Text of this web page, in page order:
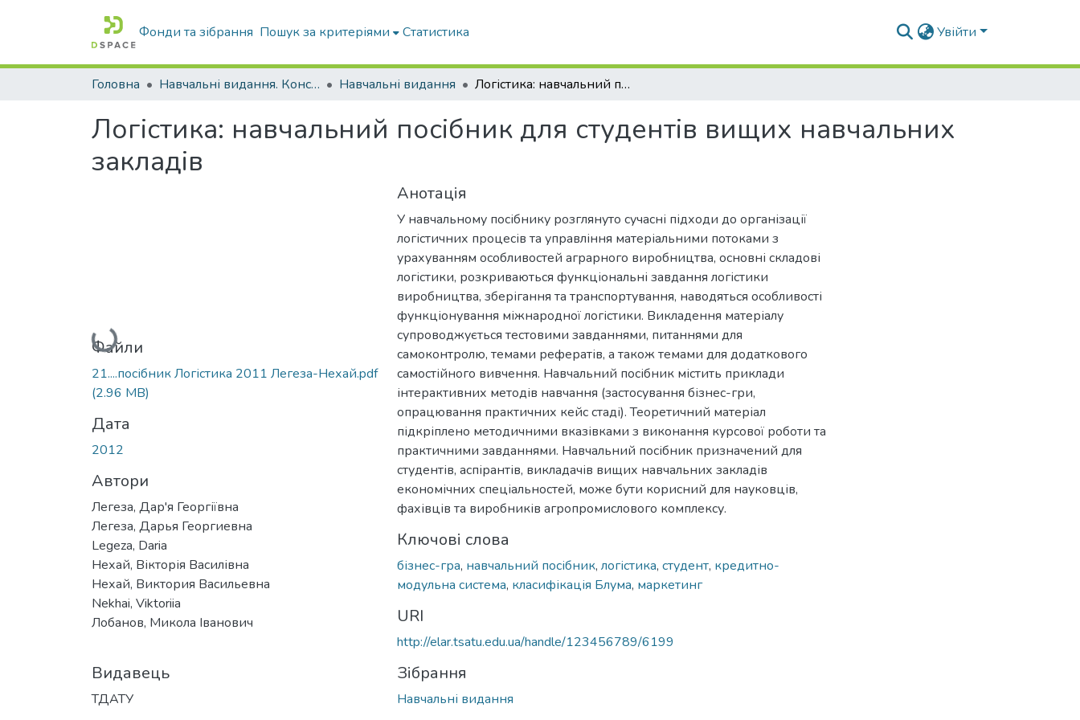
Фонди та зібрання Пошук за критеріями Статистика Увійти
Головна Навчальні видання. Конспекти лекцій Навчальні видання Логістика: навчальний посібник для студентів вищих навчальних закладів
Логістика: навчальний посібник для студентів вищих навчальних
закладів
Вантажиться...
Файли
21....посібник Логістика 2011 Легеза-Нехай.pdf
(2.96 MB)
Дата
2012
Автори
Легеза, Дар'я Георгіївна
Легеза, Дарья Георгиевна
Legeza, Daria
Нехай, Вікторія Василівна
Нехай, Виктория Васильевна
Nekhai, Viktoriia
Лобанов, Микола Іванович
Видавець
ТДАТУ
Анотація
У навчальному посібнику розглянуто сучасні підходи до організації
логістичних процесів та управління матеріальними потоками з
урахуванням особливостей аграрного виробництва, основні складові
логістики, розкриваються функціональні завдання логістики
виробництва, зберігання та транспортування, наводяться особливості
функціонування міжнародної логістики. Викладення матеріалу
супроводжується тестовими завданнями, питаннями для
самоконтролю, темами рефератів, а також темами для додаткового
самостійного вивчення. Навчальний посібник містить приклади
інтерактивних методів навчання (застосування бізнес-гри,
опрацювання практичних кейс стаді). Теоретичний матеріал
підкріплено методичними вказівками з виконання курсової роботи та
практичними завданнями. Навчальний посібник призначений для
студентів, аспірантів, викладачів вищих навчальних закладів
економічних спеціальностей, може бути корисний для науковців,
фахівців та виробників агропромислового комплексу.
Ключові слова
бізнес-гра, навчальний посібник, логістика, студент, кредитно-
модульна система, класифікація Блума, маркетинг
URI
http://elar.tsatu.edu.ua/handle/123456789/6199
Зібрання
Навчальні видання